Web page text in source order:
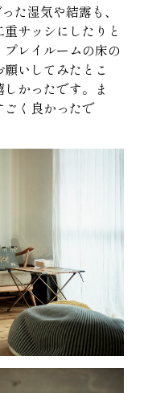
た湿気や結露も、
サッシにしたりと
レイルームの床の
いしてみたとこ
かったです。ま
く良かったで